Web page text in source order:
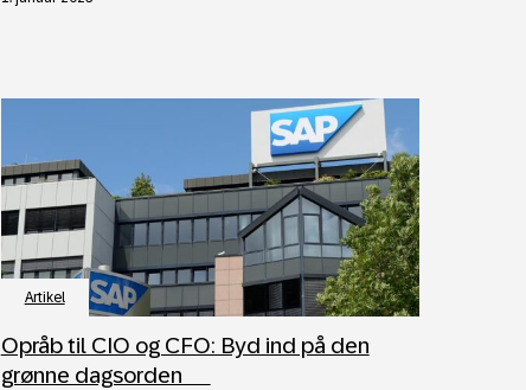
Artikel
Opråb til CIO og CFO: Byd ind på den
grønne dagsorden